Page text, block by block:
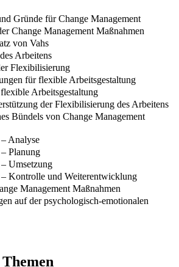
Gründe für Change Management
Change Management Maßnahmen
von Vahs
Arbeitens
Flexibilisierung
für flexible Arbeitsgestaltung
Arbeitsgestaltung
der Flexibilisierung des Arbeitens
Bündels von Change Management
Analyse
Planung
Umsetzung
– Kontrolle und Weiterentwicklung
Management Maßnahmen
auf der psychologisch-emotionalen